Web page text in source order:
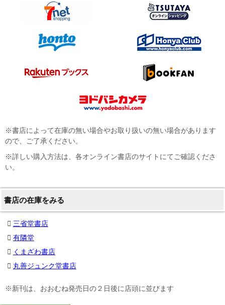
※書店によって在庫の無い場合やお取り扱いの無い場合があります
ので、ご了承ください。
※詳しい購入方法は、各オンライン書店のサイトにてご確認くださ
い。
書店の在庫をみる
三省堂書店
有隣堂
くまざわ書店
丸善ジュンク堂書店
※新刊は、おおむね発売日の２日後に店頭に並びます